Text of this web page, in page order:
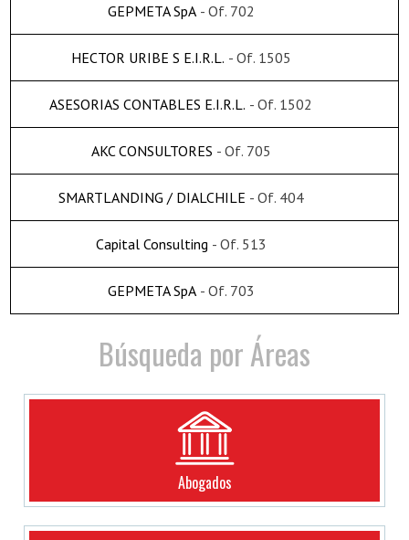
GEPMETA SpA - Of. 702
HECTOR URIBE S E.I.R.L. - Of. 1505
ASESORIAS CONTABLES E.I.R.L. - Of. 1502
AKC CONSULTORES - Of. 705
SMARTLANDING / DIALCHILE - Of. 404
Capital Consulting - Of. 513
GEPMETA SpA - Of. 703
Búsqueda por Áreas
Abogados